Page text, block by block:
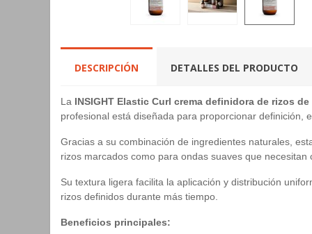
DESCRIPCIÓN DETALLES DEL PRODUCTO
La INSIGHT Elastic Curl crema definidora de rizos
profesional está diseñada para proporcionar definición,
Gracias a su combinación de ingredientes naturales,
rizos marcados como para ondas suaves que
Su textura ligera facilita la aplicación y distribución
rizos definidos durante más tiempo.
Beneficios principales: